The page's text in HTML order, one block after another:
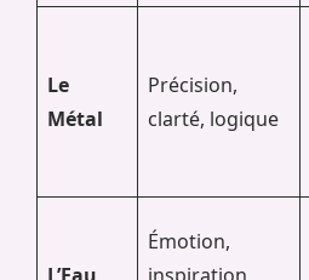
Le
Métal
Précision,
clarté, logique
Émotion,